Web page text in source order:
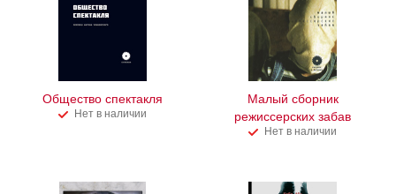
Общество спектакля
Нет в наличии
Малый сборник
режиссерских забав
Нет в наличии